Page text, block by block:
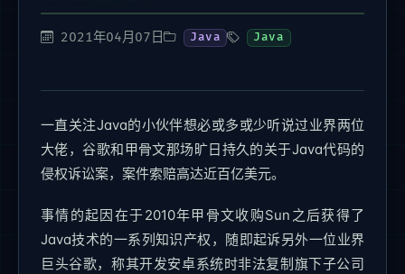
2021年04月07日 Java Java
一直关注Java的小伙伴想必或多或少听说过业界两位
大佬，谷歌和甲骨文那场旷日持久的关于Java代码的
侵权诉讼案，案件索赔高达近百亿美元。
事情的起因在于2010年甲骨文收购Sun之后获得了
Java技术的一系列知识产权，随即起诉另外一位业界
巨头谷歌，称其开发安卓系统时非法复制旗下子公司